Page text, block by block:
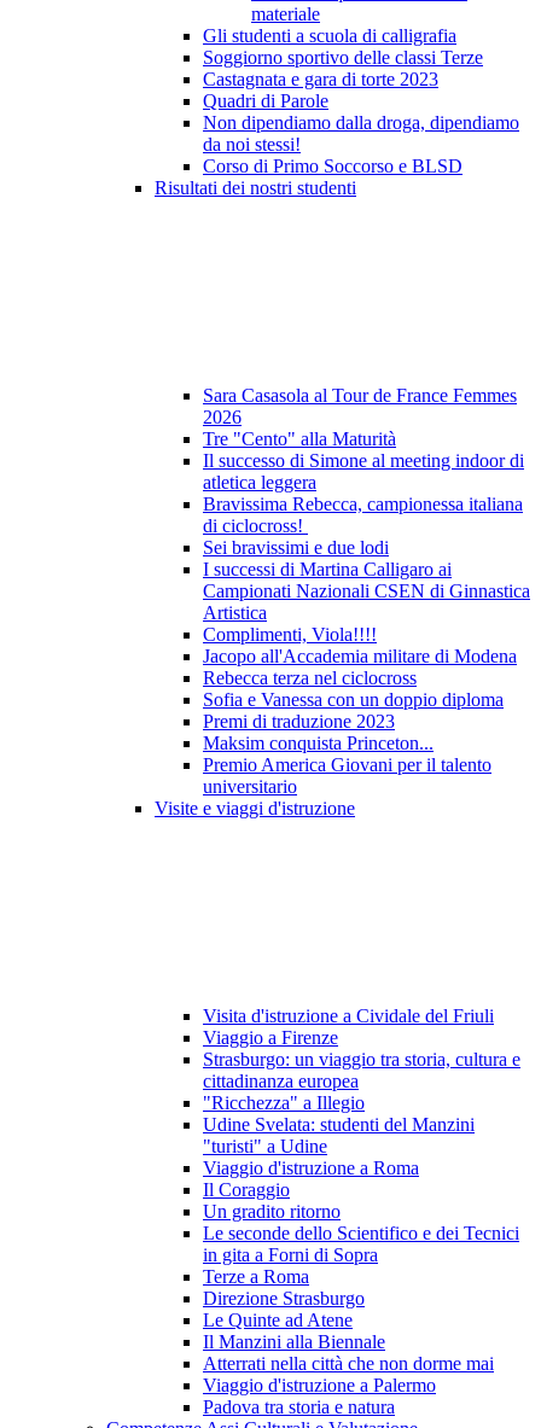
materiale
Gli studenti a scuola di calligrafia
Soggiorno sportivo delle classi Terze
Castagnata e gara di torte 2023
Quadri di Parole
Non dipendiamo dalla droga, dipendiamo
da noi stessi!
Corso di Primo Soccorso e BLSD
Risultati dei nostri studenti
Sara Casasola al Tour de France Femmes
2026
Tre "Cento" alla Maturità
Il successo di Simone al meeting indoor di
atletica leggera
Bravissima Rebecca, campionessa italiana
di ciclocross!
Sei bravissimi e due lodi
I successi di Martina Calligaro ai
Campionati Nazionali CSEN di Ginnastica
Artistica
Complimenti, Viola!!!!
Jacopo all'Accademia militare di Modena
Rebecca terza nel ciclocross
Sofia e Vanessa con un doppio diploma
Premi di traduzione 2023
Maksim conquista Princeton...
Premio America Giovani per il talento
universitario
Visite e viaggi d'istruzione
Visita d'istruzione a Cividale del Friuli
Viaggio a Firenze
Strasburgo: un viaggio tra storia, cultura e
cittadinanza europea
"Ricchezza" a Illegio
Udine Svelata: studenti del Manzini
"turisti" a Udine
Viaggio d'istruzione a Roma
Il Coraggio
Un gradito ritorno
Le seconde dello Scientifico e dei Tecnici
in gita a Forni di Sopra
Terze a Roma
Direzione Strasburgo
Le Quinte ad Atene
Il Manzini alla Biennale
Atterrati nella città che non dorme mai
Viaggio d'istruzione a Palermo
Padova tra storia e natura